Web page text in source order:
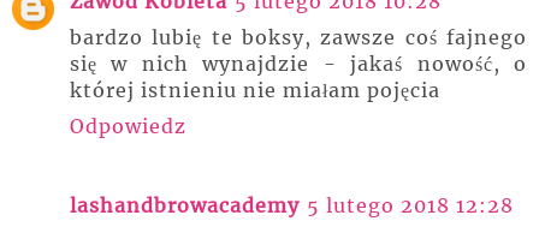
bardzo lubię te boksy, zawsze coś fajnego
się w nich wynajdzie - jakaś nowość, o
której istnieniu nie miałam pojęcia
Odpowiedz
lashandbrowacademy 5 lutego 2018 12:28